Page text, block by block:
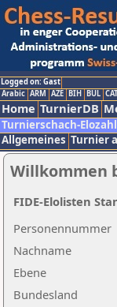
Logged on: Gast
Arabic ARM AZE BIH BUL CAT
Home TurnierDB
Turnierschach-Elozahl
Allgemeines Turnier
Willkommen
Nachname
Ebene
Personennummer
Bundesland
FIDE-Elolisten